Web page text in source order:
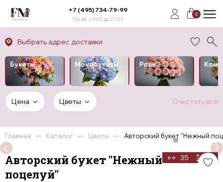
+7 (495) 734-79-99
Пн-Вс: с 9:00 до 21:00
0
Выбрать адрес доставки
Букеты Монобукеты Розы
Цена Цветы Очистить всё
Главная Каталог Цветы Авторский букет "Нежный
35 50
Авторский букет "Нежный
поцелуй"